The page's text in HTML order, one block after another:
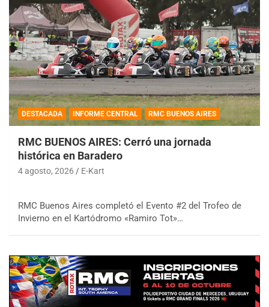
DESTACADA INFORME CENTRAL RMC BUENOS AIRES
RMC BUENOS AIRES: Cerró una jornada
histórica en Baradero
4 agosto, 2026 E-Kart
RMC Buenos Aires completó el Evento #2 del Trofeo de
Invierno en el Kartódromo «Ramiro Tot»…